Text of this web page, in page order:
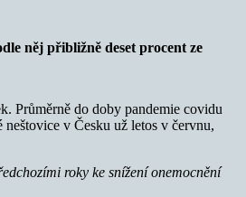
něj přibližně deset procent ze
Průměrně do doby pandemie covidu
v Česku už letos v červnu,
roky ke snížení onemocnění